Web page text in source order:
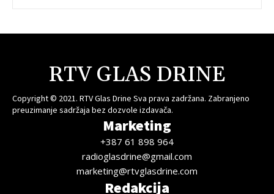
RTV GLAS DRINE
Copyright © 2021. RTV Glas Drine Sva prava zadržana. Zabranjeno
preuzimanje sadržaja bez dozvole izdavača.
Marketing
+387 61 898 964
radioglasdrine@gmail.com
marketing@rtvglasdrine.com
Redakcija